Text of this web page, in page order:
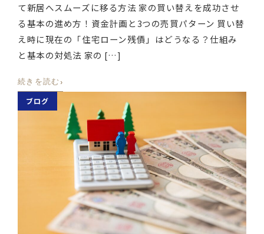
て新居へスムーズに移る方法 家の買い替えを成功させ
る基本の進め方！資金計画と3つの売買パターン 買い替
え時に現在の「住宅ローン残債」はどうなる？仕組み
と基本の対処法 家の […]
続きを読む ›
ブログ